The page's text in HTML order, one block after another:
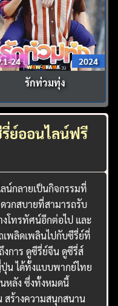
24 2024
รักท่วมทุ่ง
ย์ออนไลน์ฟรี
น์กลายเป็นกิจกรรมที่
วกสบายที่สามารถรับ
โทรทัศน์อีกต่อไป และ
เพลิดเพลินไปกับซีรี่ย์ที่
การ ดูซีรี่ย์จีน ดูซีรี่ส์
น ได้ทั้งแบบพากย์ไทย
หลัง ซึ่งทั้งหมดนี้
สร้างความสนุกสนาน